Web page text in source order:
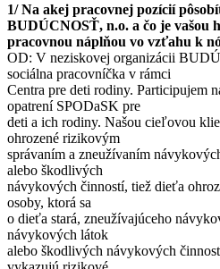
1/ Na akej pracovnej pozícií
BUDÚCNOSŤ, n.o. a čo je vašou
pracovnou náplňou vo vzťahu k
OD: V neziskovej organizácii
sociálna pracovníčka v rámci
Centra pre deti rodiny. Participujem
opatrení SPODaSK pre
deti a ich rodiny. Našou cieľovou
ohrozené rizikovým
správaním a zneužívaním
alebo škodlivých
návykových činností, tiež dieťa
osoby, ktorá sa
o dieťa stará, zneužívajúceho
návykových látok
alebo škodlivých návykových